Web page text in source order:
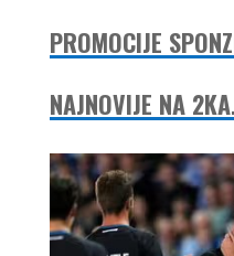
PROMOCIJE
NAJNOVIJE NA